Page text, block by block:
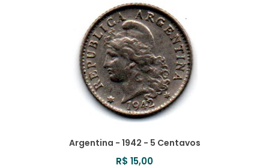
Argentina - 1942 - 5 Centavos
R$ 15,00